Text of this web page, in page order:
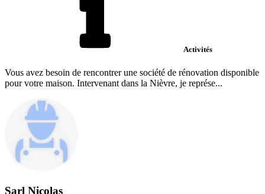
Activités
Vous avez besoin de rencontrer une société de rénovation disponible
pour votre maison. Intervenant dans la Nièvre, je représe...
Sarl Nicolas